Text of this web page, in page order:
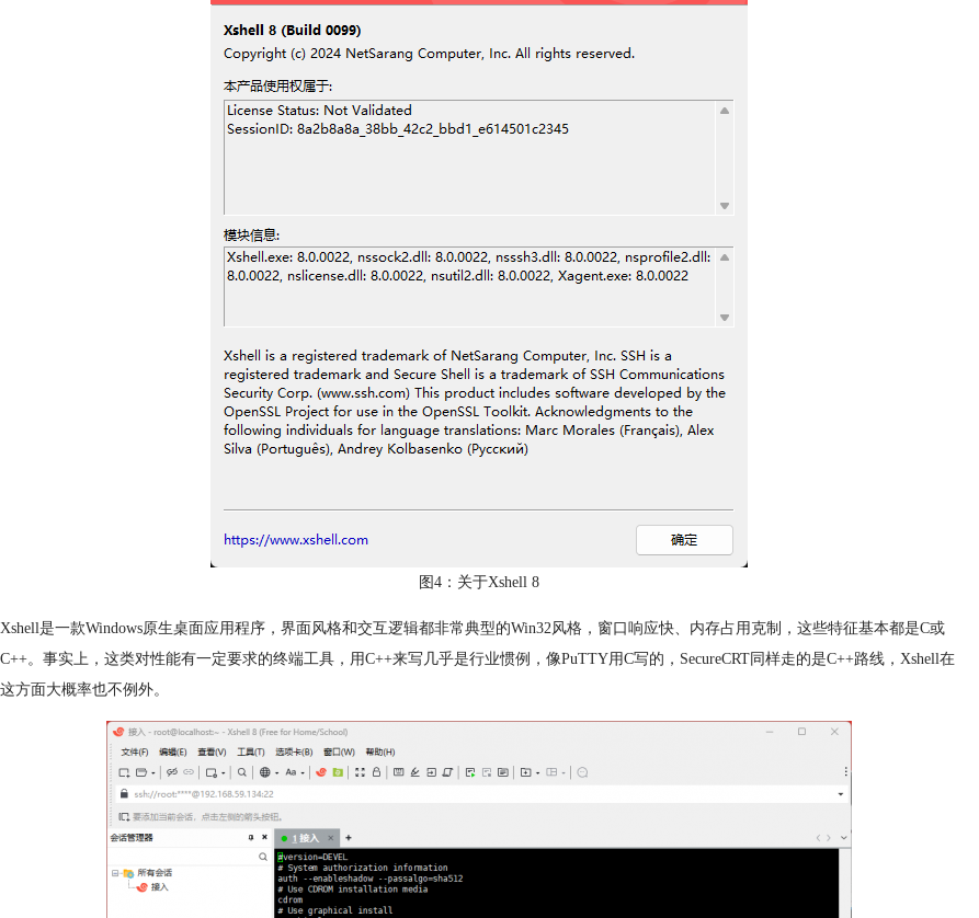
图4：关于Xshell 8
Xshell是一款Windows原生桌面应用程序，界面风格和交互逻辑都非常典型的Win32风格，窗口响应快、内存占用克制，这些特征基本都是C或
C++。事实上，这类对性能有一定要求的终端工具，用C++来写几乎是行业惯例，像PuTTY用C写的，SecureCRT同样走的是C++路线，Xshell在
这方面大概率也不例外。